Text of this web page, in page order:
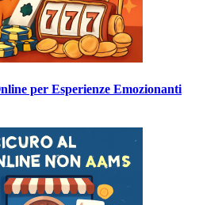
per Esperienze Emozionanti